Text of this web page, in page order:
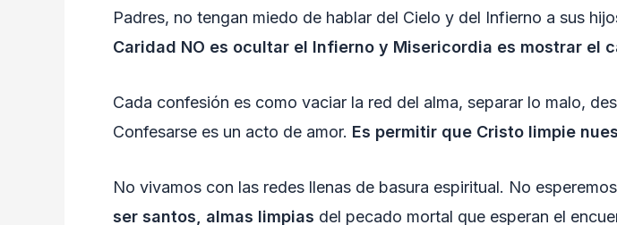
Padres, no tengan miedo de hablar del Cielo y del Infierno a sus
Caridad NO es ocultar el Infierno y Misericordia es mostrar el
Cada confesión es como vaciar la red del alma, separar lo malo,
Confesarse es un acto de amor. Es permitir que Cristo limpie
No vivamos con las redes llenas de basura espiritual. No
ser santos, almas limpias del pecado mortal que esperan el